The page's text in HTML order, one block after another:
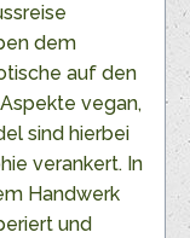
dem
auf den
vegan,
sind hierbei
verankert. In
Handwerk
und